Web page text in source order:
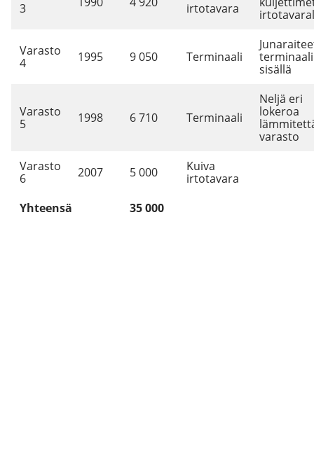
3
irtotavara
Varasto
4
1995 9 050 Terminaali
sisällä
Varasto
5
1998 6 710 Terminaali
Neljä eri
lokeroa
varasto
Varasto
6
2007 5 000
Kuiva
irtotavara
Yhteensä
35 000